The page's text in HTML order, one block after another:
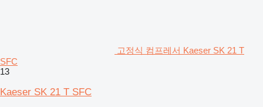
고정식 컴프레서 Kaeser SK 21 T
SFC
13
Kaeser SK 21 T SFC